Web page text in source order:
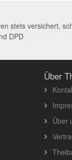
stets versichert,
DPD
Über
Über